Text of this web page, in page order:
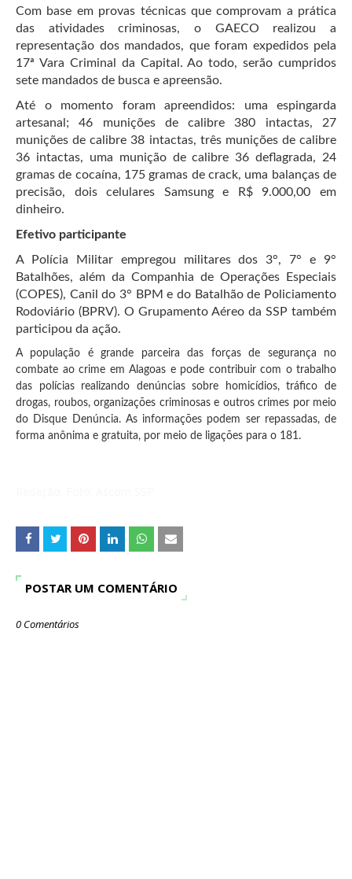
Com base em provas técnicas que comprovam a prática
das atividades criminosas, o GAECO realizou a
representação dos mandados, que foram expedidos pela
17ª Vara Criminal da Capital. Ao todo, serão cumpridos
sete mandados de busca e apreensão.
Até o momento foram apreendidos: uma espingarda
artesanal; 46 munições de calibre 380 intactas, 27
munições de calibre 38 intactas, três munições de calibre
36 intactas, uma munição de calibre 36 deflagrada, 24
gramas de cocaína, 175 gramas de crack, uma balanças de
precisão, dois celulares Samsung e R$ 9.000,00 em
dinheiro.
Efetivo participante
A Polícia Militar empregou militares dos 3°, 7° e 9°
Batalhões, além da Companhia de Operações Especiais
(COPES), Canil do 3° BPM e do Batalhão de Policiamento
Rodoviário (BPRV). O Grupamento Aéreo da SSP também
participou da ação.
A população é grande parceira das forças de segurança no
combate ao crime em Alagoas e pode contribuir com o trabalho
das polícias realizando denúncias sobre homicídios, tráfico de
drogas, roubos, organizações criminosas e outros crimes por meio
do Disque Denúncia. As informações podem ser repassadas, de
forma anônima e gratuita, por meio de ligações para o 181.
POSTAR UM COMENTÁRIO
0 Comentários